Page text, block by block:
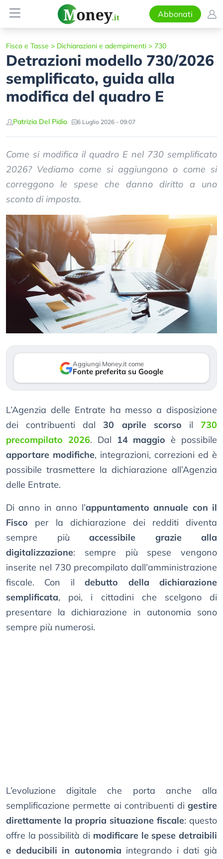
Abbonati
Fisco e Tasse > Dichiarazioni e adempimenti > 730
Detrazioni modello 730/2026
semplificato, guida alla
modifica del quadro E
Patrizia Del Pidio 6 Luglio 2026 - 09:07
Come si modifica il quadro E nel 730 semplificato
2026? Vediamo come si aggiungono o come si
correggono le spese che danno diritto a uno
sconto di imposta.
Aggiungi Money.it come
Fonte preferita su Google
L’Agenzia delle Entrate ha messo a disposizione
dei contribuenti dal30 aprile scorso il 730
precompilato 2026. Dal 14 maggio è possibile
apportare modifiche, integrazioni, correzioni ed è
possibile trasmettere la dichiarazione all’Agenzia
delle Entrate.
Di anno in anno l’appuntamento annuale con il
Fisco per la dichiarazione dei redditi diventa
sempre più accessibile grazie alla
digitalizzazione: sempre più spese vengono
inserite nel 730 precompilato dall’amministrazione
fiscale. Con ildebutto della dichiarazione
semplificata, poi, i cittadini che scelgono di
presentare la dichiarazione in autonomia sono
sempre più numerosi.
L’evoluzione digitale che porta anche alla
semplificazione permette ai contribuenti di gestire
direttamente la propria situazione fiscale: questo
offre la possibilità di modificare le spese detraibili
e deducibili in autonomia integrando i dati già